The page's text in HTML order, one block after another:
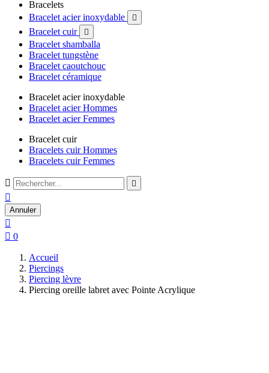
Bracelets
Bracelet acier inoxydable

Bracelet cuir 
Bracelet shamballa
Bracelet tungstène
Bracelet caoutchouc
Bracelet céramique
Bracelet acier inoxydable
Bracelet acier Hommes
Bracelet acier Femmes
Bracelet cuir
Bracelets cuir Hommes
Bracelets cuir Femmes
 

Annuler

 0
Accueil
Piercings
Piercing lèvre
Piercing oreille labret avec Pointe Acrylique